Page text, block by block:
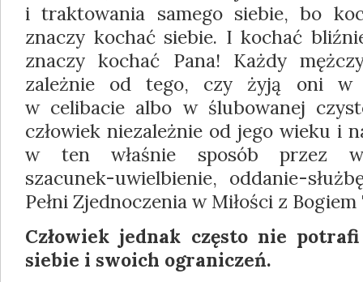
i traktowania samego siebie, bo
znaczy kochać siebie. I kochać
znaczy kochać Pana! Każdy
zależnie od tego, czy żyją oni w
w celibacie albo w ślubowanej
człowiek niezależnie od jego wieku i
w ten właśnie sposób przez
szacunek-uwielbienie, oddanie-
Pełni Zjednoczenia w Miłości z
Człowiek jednak często nie
siebie i swoich ograniczeń.